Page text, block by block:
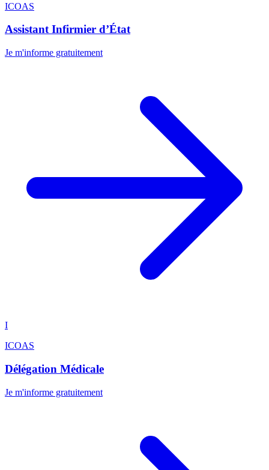
ICOAS
Assistant Infirmier d’État
Je m'informe gratuitement
I
ICOAS
Délégation Médicale
Je m'informe gratuitement